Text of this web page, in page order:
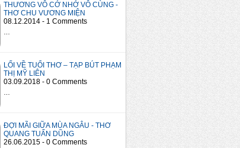
THƯƠNG VÔ CỚ NHỚ VÔ CÙNG -
THƠ CHU VƯƠNG MIỆN
08.12.2014 - 1 Comments
LỐI VỀ TUỔI THƠ – TẠP BÚT PHẠM
THỊ MỸ LIÊN
03.09.2018 - 0 Comments
ĐỢI MÃI GIỮA MÙA NGÂU - THƠ
QUANG TUẤN DŨNG
26.06.2015 - 0 Comments